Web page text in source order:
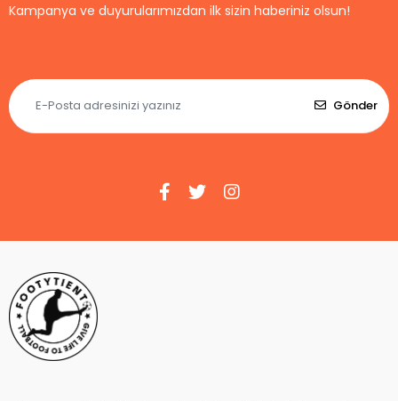
Kampanya ve duyurularımızdan ilk sizin haberiniz olsun!
Gönder